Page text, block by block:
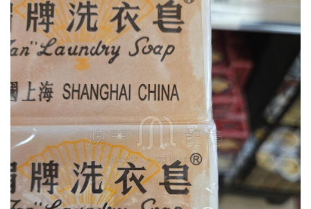
古
地
媽
寺
廟
巴